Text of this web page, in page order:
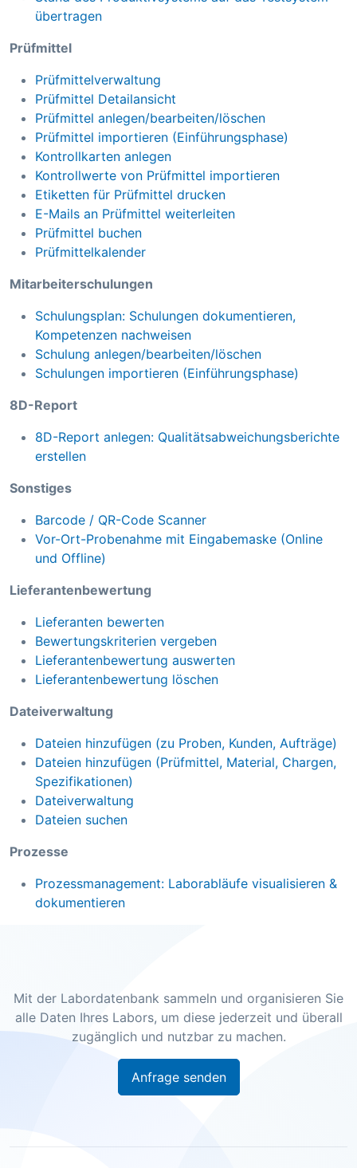
übertragen
Prüfmittel
Prüfmittelverwaltung
Prüfmittel Detailansicht
Prüfmittel anlegen/bearbeiten/löschen
Prüfmittel importieren (Einführungsphase)
Kontrollkarten anlegen
Kontrollwerte von Prüfmittel importieren
Etiketten für Prüfmittel drucken
E-Mails an Prüfmittel weiterleiten
Prüfmittel buchen
Prüfmittelkalender
Mitarbeiterschulungen
Schulungsplan: Schulungen dokumentieren,
Kompetenzen nachweisen
Schulung anlegen/bearbeiten/löschen
Schulungen importieren (Einführungsphase)
8D-Report
8D-Report anlegen: Qualitätsabweichungsberichte
erstellen
Sonstiges
Barcode / QR-Code Scanner
Vor-Ort-Probenahme mit Eingabemaske (Online
und Offline)
Lieferantenbewertung
Lieferanten bewerten
Bewertungskriterien vergeben
Lieferantenbewertung auswerten
Lieferantenbewertung löschen
Dateiverwaltung
Dateien hinzufügen (zu Proben, Kunden, Aufträge)
Dateien hinzufügen (Prüfmittel, Material, Chargen,
Spezifikationen)
Dateiverwaltung
Dateien suchen
Prozesse
Prozessmanagement: Laborabläufe visualisieren &
dokumentieren
Mit der Labordatenbank sammeln und organisieren Sie
alle Daten Ihres Labors, um diese jederzeit und überall
zugänglich und nutzbar zu machen.
Anfrage senden